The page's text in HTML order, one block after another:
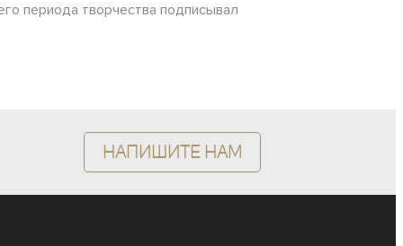
периода творчества подписывал
Напишите нам